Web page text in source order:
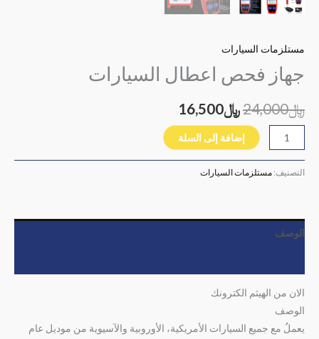
مستلزمات السيارات
جهاز فحص اعطال السيارات
﷼24,000﷼16,500
إضافة إلى السلة
التصنيف: مستلزمات السيارات
الوصف
الان من الهيثم الكترونك
الوصف
يعملُ مع جميع السيارات الأمريكية، الأوروبية والآسيوية من موديل عام